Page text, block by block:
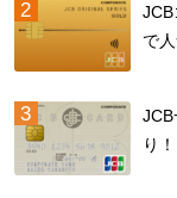
で
り